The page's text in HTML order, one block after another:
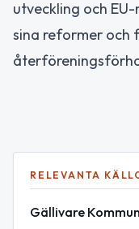
utveckling och
sina reformer och
RELEVANTA
Gällivare